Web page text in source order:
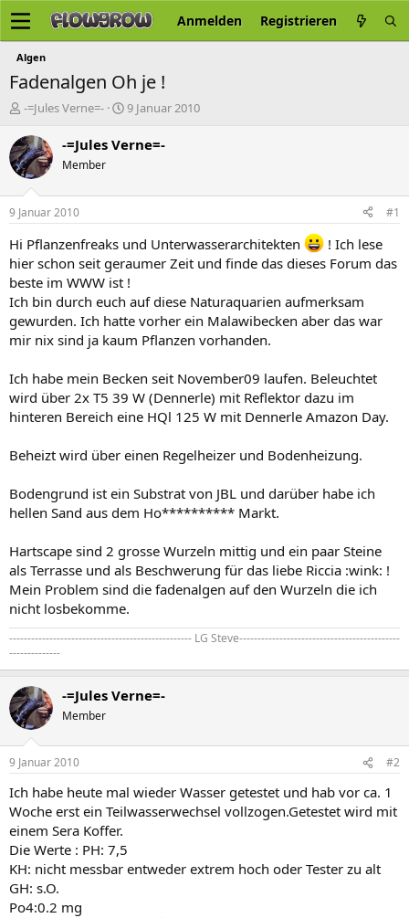
Anmelden Registrieren
Algen
Fadenalgen Oh je !
E
s
t
e
e
-=Jules Verne=-
E
s
t
a
m
9 Januar 2010
-=Jules Verne=-
Member
9 Januar 2010 #1
Hi Pflanzenfreaks und Unterwasserarchitekten
! Ich lese
hier schon seit geraumer Zeit und finde das dieses Forum das
beste im WWW ist !
Ich bin durch euch auf diese Naturaquarien aufmerksam
gewurden. Ich hatte vorher ein Malawibecken aber das war
mir nix sind ja kaum Pflanzen vorhanden.
Ich habe mein Becken seit November09 laufen. Beleuchtet
wird über 2x T5 39 W (Dennerle) mit Reflektor dazu im
hinteren Bereich eine HQl 125 W mit Dennerle Amazon Day.
Beheizt wird über einen Regelheizer und Bodenheizung.
Bodengrund ist ein Substrat von JBL und darüber habe ich
hellen Sand aus dem Ho********** Markt.
Hartscape sind 2 grosse Wurzeln mittig und ein paar Steine
als Terrasse und als Beschwerung für das liebe Riccia :wink: !
Mein Problem sind die fadenalgen auf den Wurzeln die ich
nicht losbekomme.
-------------------------------------------------- LG Steve--------------------------------------------
--------------
-=Jules Verne=-
Member
9 Januar 2010 #2
Ich habe heute mal wieder Wasser getestet und hab vor ca. 1
Woche erst ein Teilwasserwechsel vollzogen.Getestet wird mit
einem Sera Koffer.
Die Werte : PH: 7,5
KH: nicht messbar entweder extrem hoch oder Tester zu alt
GH: s.O.
Po4:0.2 mg